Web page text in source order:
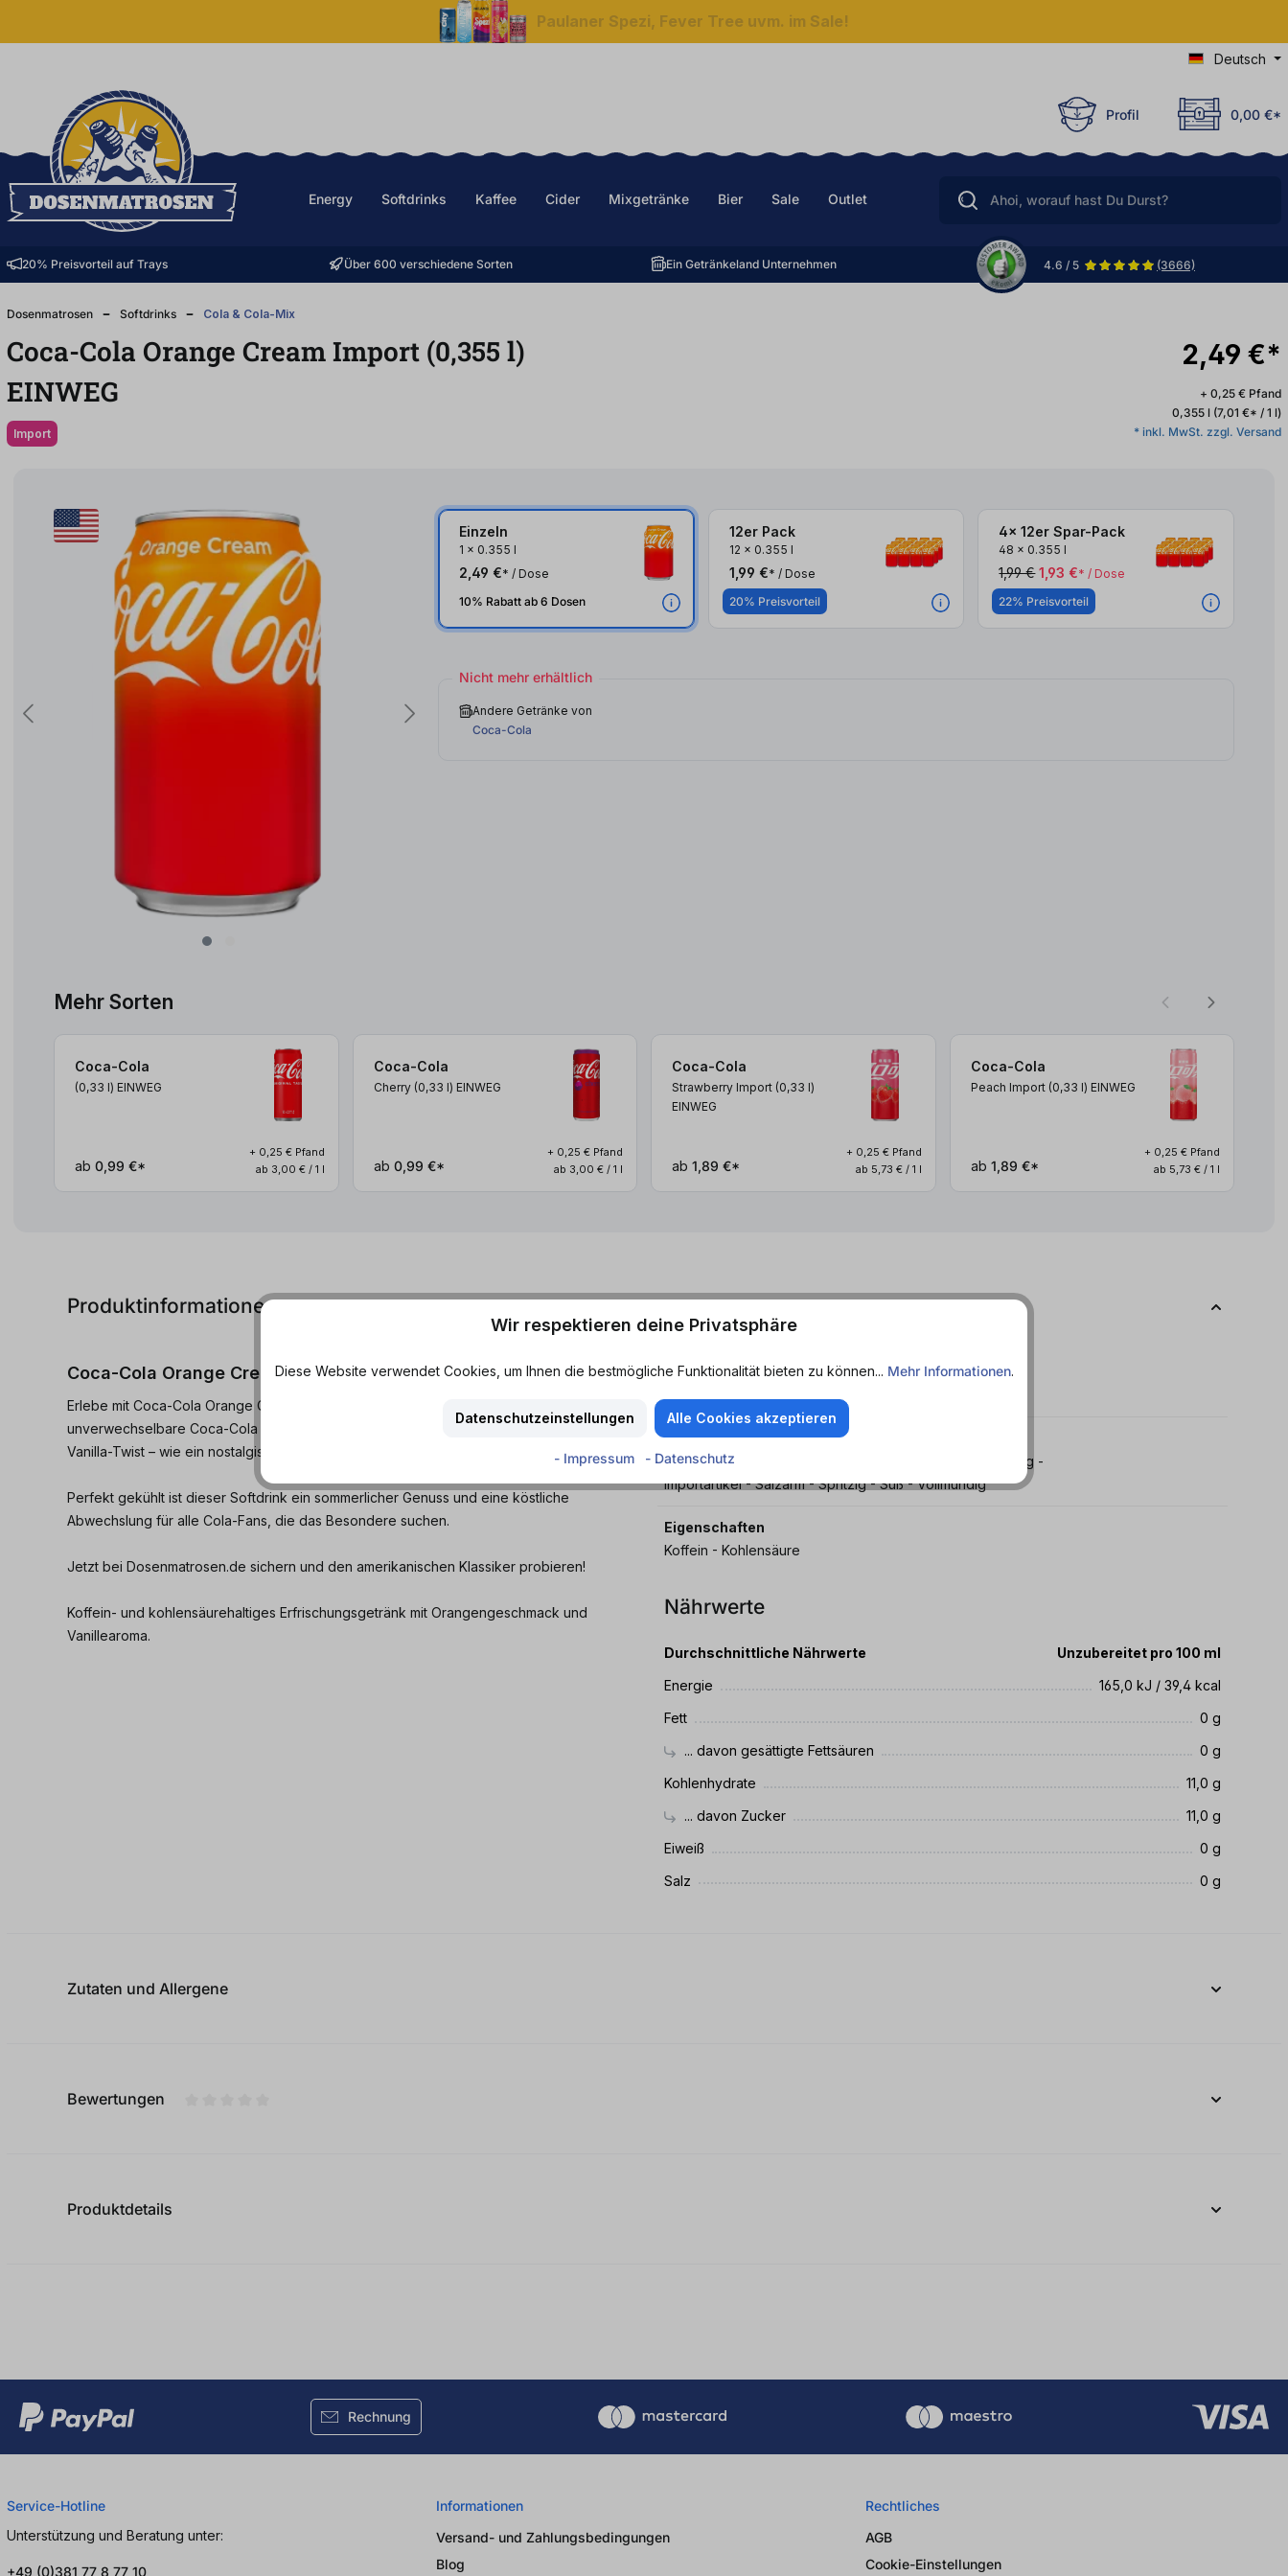
Paulaner Spezi, Fever Tree uvm. im Sale!
Deutsch
Profil 0,00 €*
Energy Softdrinks Kaffee Cider Mixgetränke Bier Sale Outlet
20% Preisvorteil auf Trays Über 600 verschiedene Sorten Ein Getränkeland Unternehmen 4.6 / 5 (3666)
Dosenmatrosen Softdrinks Cola & Cola-Mix
Coca-Cola Orange Cream Import (0,355 l)
EINWEG
Import
2,49 €*
+ 0,25 € Pfand
0,355 l (7,01 €* / 1 l)
* inkl. MwSt. zzgl. Versand
Einzeln
1 x 0.355 l
2,49 €* / Dose
10% Rabatt ab 6 Dosen
12er Pack
12 x 0.355 l
1,99 €* / Dose
20% Preisvorteil
4x 12er Spar-Pack
48 x 0.355 l
1,99 € 1,93 €* / Dose
22% Preisvorteil
Nicht mehr erhältlich
Andere Getränke von
Coca-Cola
Mehr Sorten
Coca-Cola
(0,33 l) EINWEG
ab 0,99 €*
+ 0,25 € Pfand
ab 3,00 € / 1 l
Coca-Cola
Cherry (0,33 l) EINWEG
ab 0,99 €*
+ 0,25 € Pfand
ab 3,00 € / 1 l
Coca-Cola
Strawberry Import (0,33 l)
EINWEG
ab 1,89 €*
+ 0,25 € Pfand
ab 5,73 € / 1 l
Coca-Cola
Peach Import (0,33 l) EINWEG
ab 1,89 €*
+ 0,25 € Pfand
ab 5,73 € / 1 l
Produktinformationen
Coca-Cola Orange Cream Import – Der Retro-Genuss in der Dose!
Erlebe mit Coca-Cola Orange Cream ein echtes Geschmackserlebnis aus den USA! Die
unverwechselbare Coca-Cola trifft hier auf eine sanft-süße Orangennote mit cremigem
Vanilla-Twist – wie ein nostalgisches Orangen-Sahne-Eis, nur erfrischend spritzig.
Perfekt gekühlt ist dieser Softdrink ein sommerlicher Genuss und eine köstliche
Abwechslung für alle Cola-Fans, die das Besondere suchen.
Jetzt bei Dosenmatrosen.de sichern und den amerikanischen Klassiker probieren!
Koffein- und kohlensäurehaltiges Erfrischungsgetränk mit Orangengeschmack und
Vanillearoma.
Geschmack
Merkmale
Arm an gesättigten Fettsäuren - Cremig - Fettarm - Fruchtig -
Importartikel - Salzarm - Spritzig - Süß - Vollmundig
Eigenschaften
Koffein - Kohlensäure
Nährwerte
Durchschnittliche Nährwerte
Unzubereitet pro 100 ml
Energie
165,0 kJ / 39,4 kcal
Fett
0 g
... davon gesättigte Fettsäuren
0 g
Kohlenhydrate
11,0 g
... davon Zucker
11,0 g
Eiweiß
0 g
Salz
0 g
Zutaten und Allergene
Bewertungen
Produktdetails
Rechnung
Service-Hotline
Unterstützung und Beratung unter:
+49 (0)381 77 8 77 10
Informationen
Versand- und Zahlungsbedingungen
Blog
Rechtliches
AGB
Cookie-Einstellungen
Wir respektieren deine Privatsphäre
Diese Website verwendet Cookies, um Ihnen die bestmögliche Funktionalität bieten zu können... Mehr Informationen.
Datenschutzeinstellungen Alle Cookies akzeptieren
- Impressum - Datenschutz